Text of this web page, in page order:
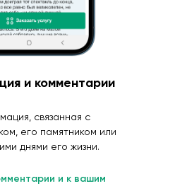
и комментарии
связанная с
его памятником или
днями его жизни.
и к вашим